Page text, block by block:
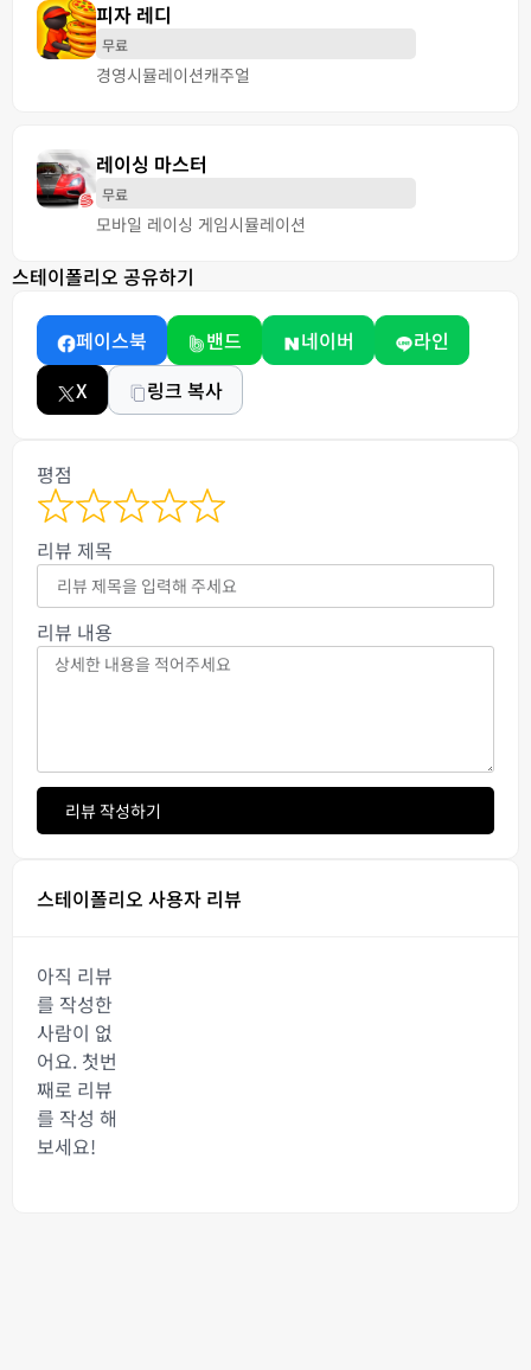
피자 레디
무료
경영시뮬레이션캐주얼
레이싱 마스터
무료
모바일 레이싱 게임시뮬레이션
스테이폴리오 공유하기
페이스북 밴드 네이버
라인
X
링크 복사
평점
리뷰 제목
리뷰 내용
리뷰 작성하기
스테이폴리오 사용자 리뷰
아직 리뷰
를 작성한
사람이 없
어요. 첫번
째로 리뷰
를 작성 해
보세요!